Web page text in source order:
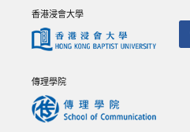
香港浸會大學
傳理學院